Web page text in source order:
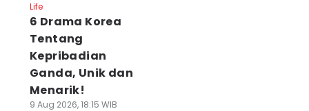
Life
6 Drama Korea
Tentang
Kepribadian
Ganda, Unik dan
Menarik!
9 Aug 2026, 18:15 WIB